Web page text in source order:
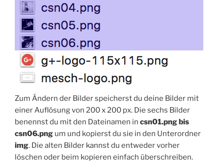
Zum Ändern der Bilder speicherst du deine Bilder mit
einer Auflösung von 200 x 200 px. Die sechs Bilder
benennst du mit den Dateinamen in csn01.png bis
csn06.png um und kopierst du sie in den Unterordner
img. Die alten Bilder kannst du entweder vorher
löschen oder beim kopieren einfach überschreiben.